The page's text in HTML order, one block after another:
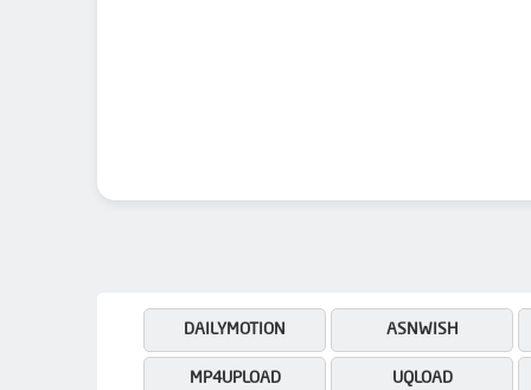
UQLOAD
MP4UPLOAD
ASNWISH
DAILYMOTION